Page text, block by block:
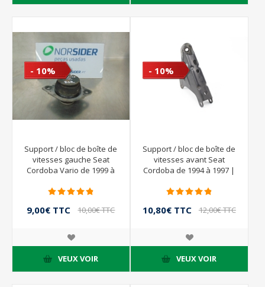
- 10%
Support / bloc de boîte de
vitesses gauche Seat
Cordoba Vario de 1999 à
9,00€ TTC 10,00€ TTC
VEUX VOIR
- 10%
Support / bloc de boîte de
vitesses avant Seat
Cordoba de 1994 à 1997 |
10,80€ TTC 12,00€ TTC
VEUX VOIR